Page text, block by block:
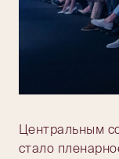
Центральным
стало